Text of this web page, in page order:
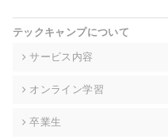
高い委託先を選定し、個人情
個人情報の開示等(利用目的
て、下記の当社問合わせ窓口
テックキャンプについて
サービス内容
オンライン学習
卒業生